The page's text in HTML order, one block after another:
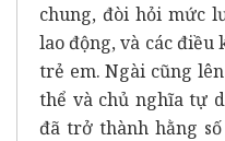
chung, đòi hỏi mức
lao động, và các điều
trẻ em. Ngài cũng
thể và chủ nghĩa tự
đã trở thành hằng